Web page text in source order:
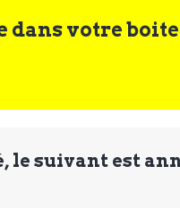
dans votre
le suivant est